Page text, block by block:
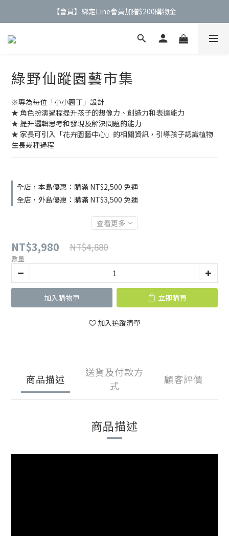
【公告】4/21(二)起 價格調整事宜
【公告】4/21(二)起 價格調整事宜
【會員】註冊會員最高送$９００購物金
【公告】4/21(二)起 價格調整事宜
綠野仙蹤園藝市集
※專為每位「小小園丁」設計
★ 角色扮演過程提升孩子的想像力、創造力和表達能力
★ 提升邏輯思考和發現及解決問題的能力
★ 家長可引入「花卉園藝中心」的相關資訊，引導孩子認識植物
生長栽種過程
全店，本島優惠：購滿 NT$2,500 免運
全店，外島優惠：購滿 NT$3,500 免運
查看更多
NT$3,980 NT$4,880
數量
加入購物車 立即購買
加入追蹤清單
商品描述
送貨及付款方
式
顧客評價
商品描述